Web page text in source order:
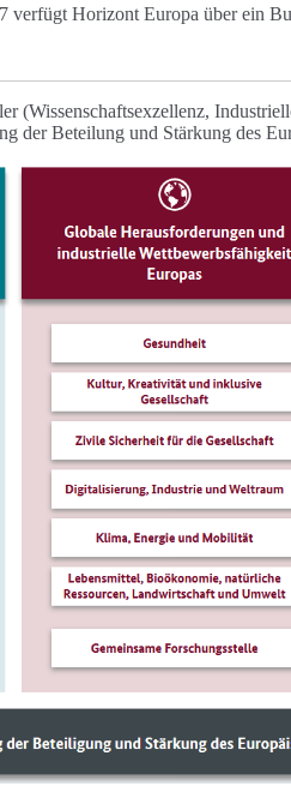
verfügt Horizont Europa über ein
(Wissenschaftsexzellenz,
der Beteilung und Stärkung des